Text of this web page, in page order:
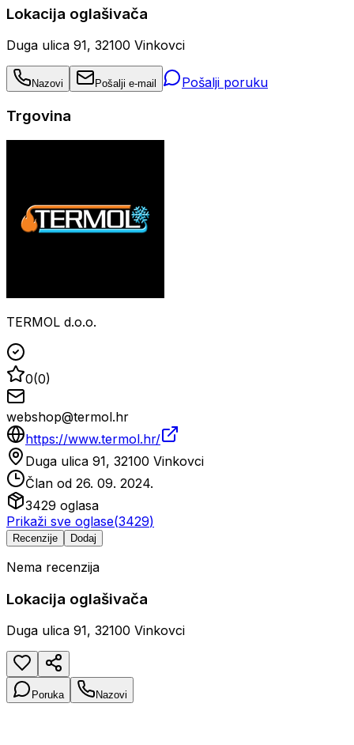
Lokacija oglašivača
Duga ulica 91, 32100 Vinkovci
Nazovi Pošalji e-mail Pošalji poruku
Trgovina
TERMOL d.o.o.
0(0)
webshop@termol.hr
https://www.termol.hr/
Duga ulica 91, 32100 Vinkovci
Član od 26. 09. 2024.
3429 oglasa
Prikaži sve oglase(3429)
Recenzije Dodaj
Nema recenzija
Lokacija oglašivača
Duga ulica 91, 32100 Vinkovci
Poruka Nazovi